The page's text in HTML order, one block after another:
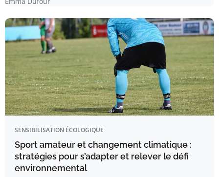
SENSIBILISATION ÉCOLOGIQUE
Sport amateur et changement climatique :
stratégies pour s’adapter et relever le défi
environnemental